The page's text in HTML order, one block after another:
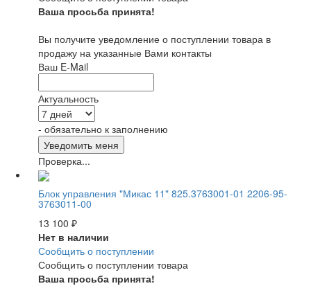
Ваша просьба принята!
Вы получите уведомление о поступлении товара в
продажу на указанные Вами контакты
Ваш E-Mail
Актуальность
- обязательно к заполнению
Проверка...
Блок управления "Микас 11" 825.3763001-01 2206-95-
3763011-00
13 100 ₽
Нет в наличии
Сообщить о поступлении
Сообщить о поступлении товара
Ваша просьба принята!